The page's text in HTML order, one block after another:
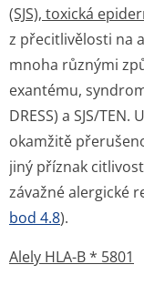
(SJS), toxická
z přecitlivělosti na
mnoha různými
exantému,
DRESS) a SJS/
okamžitě
jiný příznak
závažné alergické
bod 4.8).
Alely HLA-B * 5801